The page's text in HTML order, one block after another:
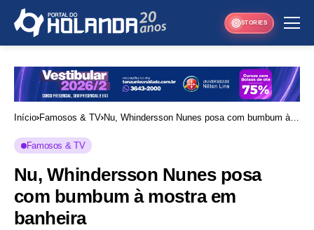
STORIES
Início Famosos & TV Nu, Whindersson Nunes posa com bumbum à
Famosos & TV
Nu, Whindersson Nunes posa
com bumbum à mostra em
banheira